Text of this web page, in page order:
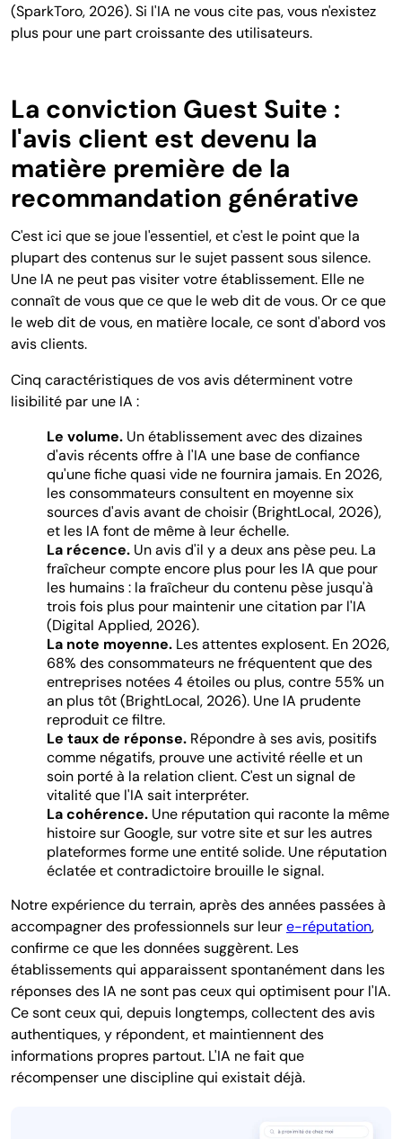
(SparkToro, 2026). Si l'IA ne vous cite pas, vous n'existez
plus pour une part croissante des utilisateurs.
La conviction Guest Suite :
l'avis client est devenu la
matière première de la
recommandation générative
C'est ici que se joue l'essentiel, et c'est le point que la
plupart des contenus sur le sujet passent sous silence.
Une IA ne peut pas visiter votre établissement. Elle ne
connaît de vous que ce que le web dit de vous. Or ce que
le web dit de vous, en matière locale, ce sont d'abord vos
avis clients.
Cinq caractéristiques de vos avis déterminent votre
lisibilité par une IA :
Le volume. Un établissement avec des dizaines
d'avis récents offre à l'IA une base de confiance
qu'une fiche quasi vide ne fournira jamais. En 2026,
les consommateurs consultent en moyenne six
sources d'avis avant de choisir (BrightLocal, 2026),
et les IA font de même à leur échelle.
La récence. Un avis d'il y a deux ans pèse peu. La
fraîcheur compte encore plus pour les IA que pour
les humains : la fraîcheur du contenu pèse jusqu'à
trois fois plus pour maintenir une citation par l'IA
(Digital Applied, 2026).
La note moyenne. Les attentes explosent. En 2026,
68% des consommateurs ne fréquentent que des
entreprises notées 4 étoiles ou plus, contre 55% un
an plus tôt (BrightLocal, 2026). Une IA prudente
reproduit ce filtre.
Le taux de réponse. Répondre à ses avis, positifs
comme négatifs, prouve une activité réelle et un
soin porté à la relation client. C'est un signal de
vitalité que l'IA sait interpréter.
La cohérence. Une réputation qui raconte la même
histoire sur Google, sur votre site et sur les autres
plateformes forme une entité solide. Une réputation
éclatée et contradictoire brouille le signal.
Notre expérience du terrain, après des années passées à
accompagner des professionnels sur leure-réputation,
confirme ce que les données suggèrent. Les
établissements qui apparaissent spontanément dans les
réponses des IA ne sont pas ceux qui optimisent pour l'IA.
Ce sont ceux qui, depuis longtemps, collectent des avis
authentiques, y répondent, et maintiennent des
informations propres partout. L'IA ne fait que
récompenser une discipline qui existait déjà.